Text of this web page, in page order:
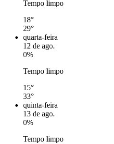
Tempo limpo
18°
29°
quarta-feira
12 de ago.
0%
Tempo limpo
15°
33°
quinta-feira
13 de ago.
0%
Tempo limpo